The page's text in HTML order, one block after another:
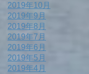
2019年10月
2019年9月
2019年8月
2019年7月
2019年6月
2019年5月
2019年4月